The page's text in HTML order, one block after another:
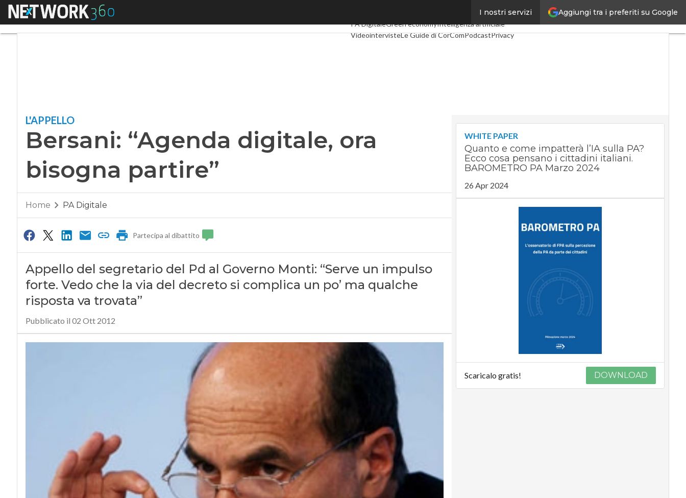
Aggiungi tra i preferiti su Google
I nostri servizi
Menu Industria 4.0SpacEconomy
PA DigitaleGreen economyIntelligenza artificiale
VideointervisteLe Guide di CorComPodcastPrivacy
L'APPELLO
Bersani: “Agenda digitale, ora
bisogna partire”
Home PA Digitale
Partecipa al dibattito
Appello del segretario del Pd al Governo Monti: “Serve un impulso
forte. Vedo che la via del decreto si complica un po’ ma qualche
risposta va trovata”
Pubblicato il 02 Ott 2012
WHITE PAPER
Quanto e come impatterà l’IA sulla PA?
Ecco cosa pensano i cittadini italiani.
BAROMETRO PA Marzo 2024
26 Apr 2024
Scaricalo gratis! DOWNLOAD